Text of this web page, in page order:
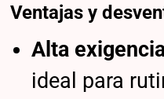
Ventajas y
Alta
ideal para